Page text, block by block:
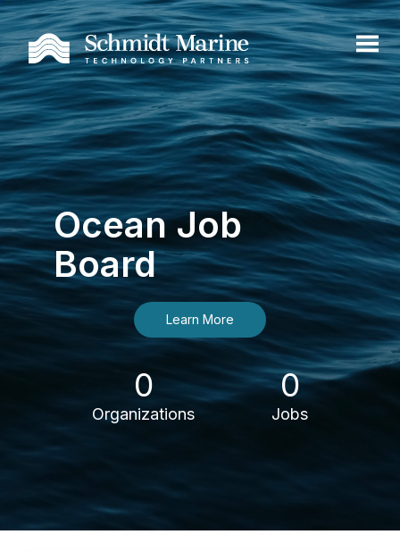
Ocean Job
Board
Learn More
0
Organizations
0
Jobs